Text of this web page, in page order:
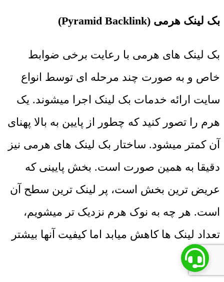
بک لینک هرمی (Pyramid Backlink)
بک لینک های هرمی با رعایت برخی ضوابط
خاص و به صورت چند مرحله ای توسط انواع
سایت ارائه خدمات بک لینک اجرا میشوند. یک
هرم را تصور کنید که چطور از پایین به بالا پهنای
آن کمتر میشود. ساختار بک لینک های هرمی نیز
دقیقا به همین صورت است. بخش پایینی که
عریض ترین بخش است، پر لینک ترین سطح آن
است. هر چه به نوک هرم نزدیک تر میشویم،
تعداد لینک ها کاهش میابد اما کیفیت آنها بیشتر
میشود.